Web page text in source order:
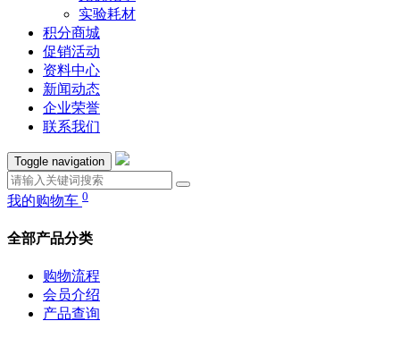
实验耗材
积分商城
促销活动
资料中心
新闻动态
企业荣誉
联系我们
Toggle navigation
我的购物车 0
全部产品分类
购物流程
会员介绍
产品查询